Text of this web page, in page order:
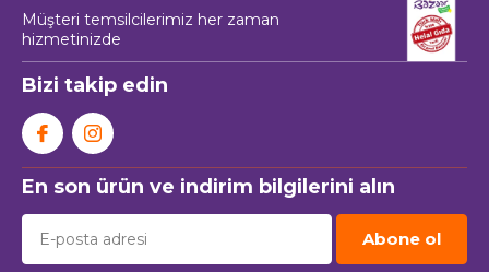
Müşteri temsilcilerimiz her zaman
hizmetinizde
Bizi takip edin
En son ürün ve indirim bilgilerini alın
Abone ol